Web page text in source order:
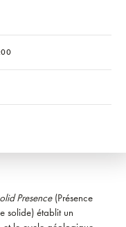
Presence(Présence
solide) établit un